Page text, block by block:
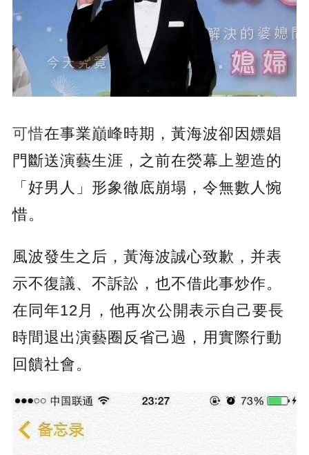
可惜在事業巔峰時期，黃海波卻因嫖娼
門斷送演藝生涯，之前在熒幕上塑造的
「好男人」形象徹底崩塌，令無數人惋
惜。
風波發生之后，黃海波誠心致歉，并表
示不復議、不訴訟，也不借此事炒作。
在同年12月，他再次公開表示自己要長
時間退出演藝圈反省己過，用實際行動
回饋社會。